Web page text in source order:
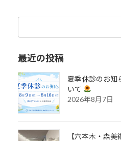
最近の投稿
夏季休診のお知
いて
2026年8月7日
【六本木・森